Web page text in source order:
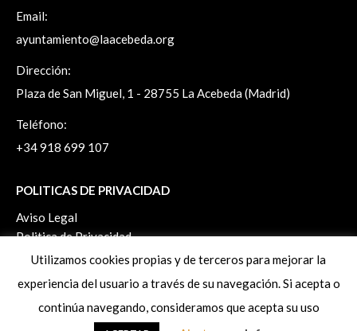
Email:
ayuntamiento@laacebeda.org
Dirección:
Plaza de San Miguel, 1 - 28755 La Acebeda (Madrid)
Teléfono:
+34 918 699 107
POLITICAS DE PRIVACIDAD
Aviso Legal
Politica de Privacidad
Politica de Cookies
www.laacebeda.org
Utilizamos cookies propias y de terceros para mejorar la
experiencia del usuario a través de su navegación. Si acepta o
continúa navegando, consideramos que acepta su uso